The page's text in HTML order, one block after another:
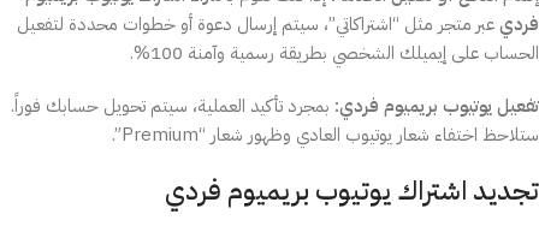
فرديعبر متجر مثل “اشتراكاتي”، سيتم إرسال دعوة أو خطوات محددة لتفعيل
الحساب على إيميلك الشخصي بطريقة رسمية وآمنة 100%.
تفعيل يوتيوب بريميوم فردي: بمجرد تأكيد العملية، سيتم تحويل حسابك فوراً.
ستلاحظ اختفاء شعار يوتيوب العادي وظهور شعار “Premium”.
تجديد اشتراك يوتيوب بريميوم فردي